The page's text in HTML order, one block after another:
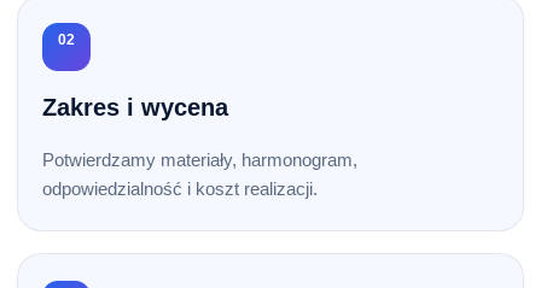
02
Zakres i wycena
Potwierdzamy materiały, harmonogram,
odpowiedzialność i koszt realizacji.